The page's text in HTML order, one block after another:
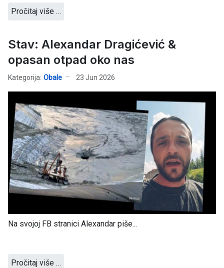
Pročitaj više …
Stav: Alexandar Dragićević &
opasan otpad oko nas
Kategorija: Obale 23 Jun 2026
Na svojoj FB stranici Alexandar piše...
Pročitaj više …